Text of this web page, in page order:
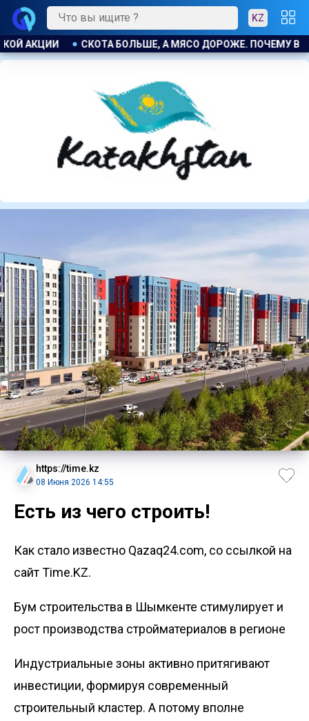
KZ
ПОЧЕМУ В КАЗАХСТАНЕ ПРОДОЛЖАЮТ РАСТИ ЦЕНЫ
https://time.kz
08 Июня 2026 14:55
Есть из чего строить!
Как стало известно Qazaq24.com, со ссылкой на
сайт Time.KZ.
Бум строительства в Шымкенте стимулирует и
рост производства стройматериалов в регионе
Индустриальные зоны активно притягивают
инвестиции, формируя современный
строительный кластер. А потому вполне